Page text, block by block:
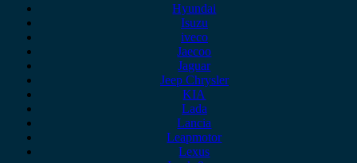
Hyundai
Isuzu
iveco
Jaecoo
Jaguar
Jeep Chrysler
KIA
Lada
Lancia
Leapmotor
Lexus